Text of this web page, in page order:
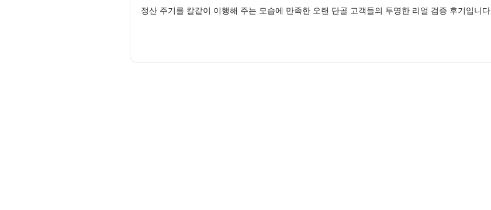
정산 주기를 칼같이 이행해 주는 모습에 만족한 오랜 단골 고객들의 투명한 리얼 검증 후기입니다